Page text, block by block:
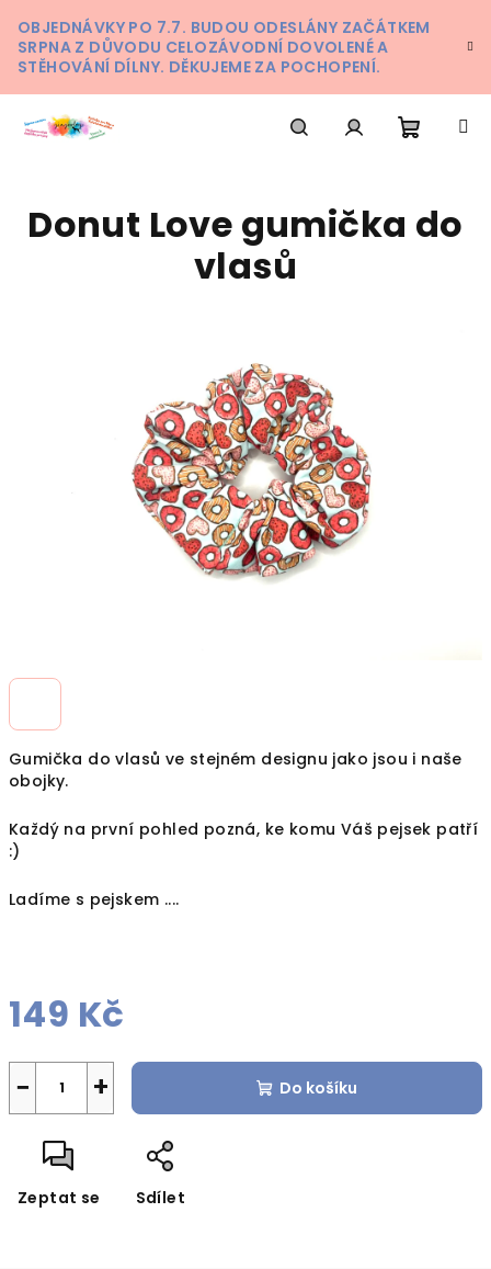
na
obsah
OBJEDNÁVKY PO 7.7. BUDOU ODESLÁNY ZAČÁTKEM
SRPNA Z DŮVODU CELOZÁVODNÍ DOVOLENÉ A
STĚHOVÁNÍ DÍLNY. DĚKUJEME ZA POCHOPENÍ.
košík
Gumička do vlasů ve stejném designu jako jsou i naše
obojky.
Každý na první pohled pozná, ke komu Váš pejsek patří
:)
Ladíme s pejskem ....
149 Kč
+
− Do košíku
Zeptat se Sdílet
Donut Love gumička do
vlasů